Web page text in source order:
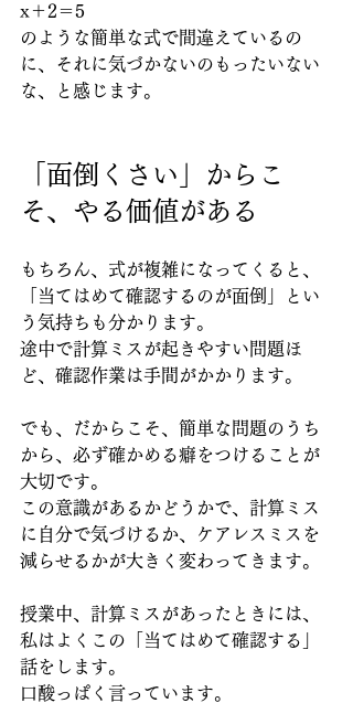
x＋2＝5
のような簡単な式で間違えているの
に、それに気づかないのもったいない
な、と感じます。
「面倒くさい」からこ
そ、やる価値がある
もちろん、式が複雑になってくると、
「当てはめて確認するのが面倒」とい
う気持ちも分かります。
途中で計算ミスが起きやすい問題ほ
ど、確認作業は手間がかかります。
でも、だからこそ、簡単な問題のうち
から、必ず確かめる癖をつけることが
大切です。
この意識があるかどうかで、計算ミス
に自分で気づけるか、ケアレスミスを
減らせるかが大きく変わってきます。
授業中、計算ミスがあったときには、
私はよくこの「当てはめて確認する」
話をします。
口酸っぱく言っています。